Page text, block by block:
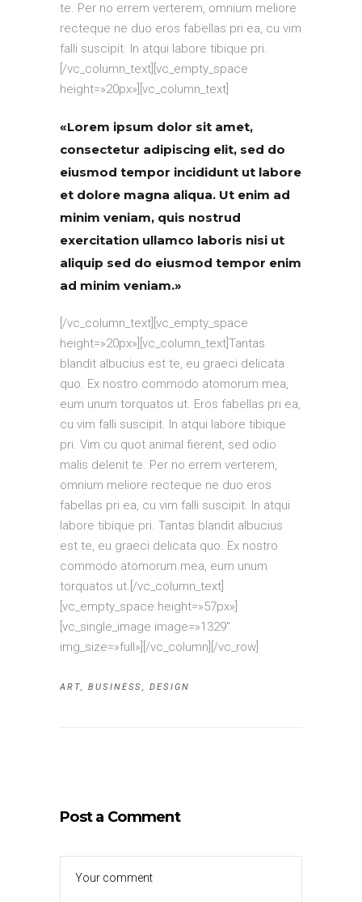
te. Per no errem verterem, omnium meliore
recteque ne duo eros fabellas pri ea, cu vim
falli suscipit. In atqui labore tibique pri.
[/vc_column_text][vc_empty_space
height=»20px»][vc_column_text]
«Lorem ipsum dolor sit amet,
consectetur adipiscing elit, sed do
eiusmod tempor incididunt ut labore
et dolore magna aliqua. Ut enim ad
minim veniam, quis nostrud
exercitation ullamco laboris nisi ut
aliquip sed do eiusmod tempor enim
ad minim veniam.»
[/vc_column_text][vc_empty_space
height=»20px»][vc_column_text]Tantas
blandit albucius est te, eu graeci delicata
quo. Ex nostro commodo atomorum mea,
eum unum torquatos ut. Eros fabellas pri ea,
cu vim falli suscipit. In atqui labore tibique
pri. Vim cu quot animal fierent, sed odio
malis delenit te. Per no errem verterem,
omnium meliore recteque ne duo eros
fabellas pri ea, cu vim falli suscipit. In atqui
labore tibique pri. Tantas blandit albucius
est te, eu graeci delicata quo. Ex nostro
commodo atomorum mea, eum unum
torquatos ut.[/vc_column_text]
[vc_empty_space height=»57px»]
[vc_single_image image=»1329″
img_size=»full»][/vc_column][/vc_row]
ART,BUSINESS,DESIGN
Post a Comment